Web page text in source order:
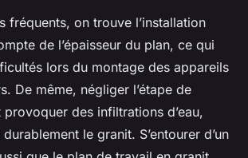
fréquents, on trouve l’installation
de l’épaisseur du plan, ce qui
lors du montage des appareils
De même, négliger l’étape de
provoquer des infiltrations d’eau,
le granit. S’entourer d’un